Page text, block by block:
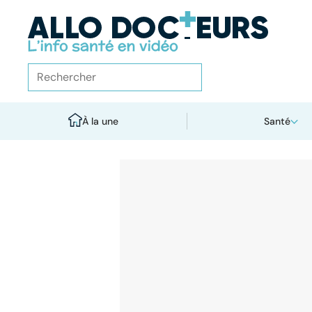
À la une Santé